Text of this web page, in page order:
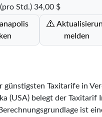
Std.) 34,00 $
Aktualisierung
melden
günstigsten Taxitarife in
(USA) belegt der Taxitarif
ist